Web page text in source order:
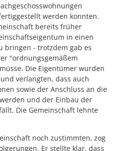
werden konnten.
bereits früher
in einen
bringen - trotzdem gab es
"ordnungsgemäßem
Die Eigentümer wurden
verlangten, dass auch
sowie der Anschluss an die
und der Einbau der
Die Gemeinschaft lehnte
noch zustimmten, zog
Er stellte klar, dass